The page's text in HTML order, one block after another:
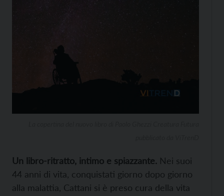
Un libro-ritratto, intimo e spiazzante. Nei suoi
44 anni di vita, conquistati giorno dopo giorno
alla malattia, Cattani si è preso cura della vita